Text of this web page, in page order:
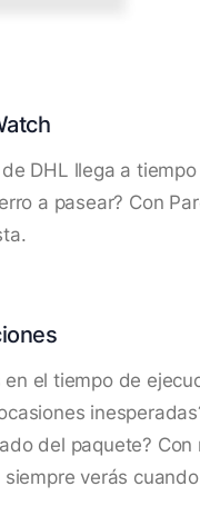
DHL llega a
a pasear? Con
en el tiempo de
del paquete? Con
siempre verás